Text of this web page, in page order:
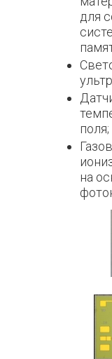
для
поля;
на